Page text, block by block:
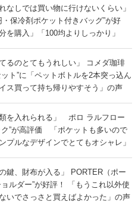
なしでは買い物に行けないくらい」
・保冷剤ポケット付きバッグ”が好
購入」「100均よりしっかり」
るのとてもうれしい」 コメダ珈琲
ト”に「ペットボトルを2本突っ込ん
ス買って持ち帰りやすそう」の声
類を入れられる」 ポロ ラルフロー
ク”が高評価 「ポケットも多いので
プルなデザインでとてもオシャレ」
鍵、財布が入る」 PORTER（ポー
ルダー”が好評！ 「もうこれ以外使
いでさっさと買えばよかった」の声